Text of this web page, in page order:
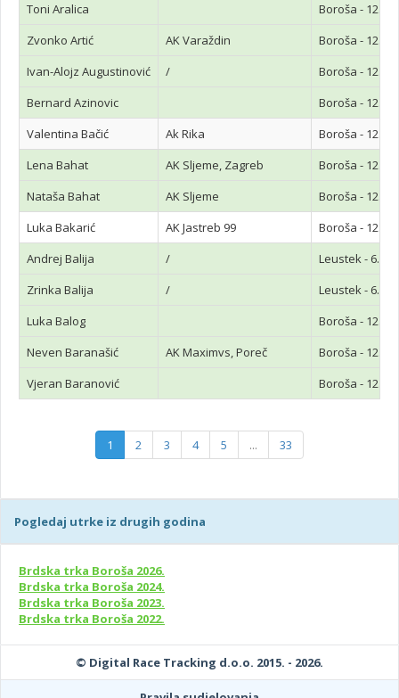
Toni Aralica
Boroša -
Zvonko Artić
AK Varaždin
Boroša -
Ivan-Alojz Augustinović
/
Boroša -
Bernard Azinovic
Boroša -
Valentina Bačić
Ak Rika
Boroša -
Lena Bahat
AK Sljeme, Zagreb
Boroša -
Nataša Bahat
AK Sljeme
Boroša -
Luka Bakarić
AK Jastreb 99
Boroša -
Andrej Balija
/
Leustek -
Zrinka Balija
/
Leustek -
Luka Balog
Boroša -
Neven Baranašić
AK Maximvs, Poreč
Boroša -
Vjeran Baranović
Boroša -
1 2 3 4 5 ... 33
Pogledaj utrke iz drugih godina
Brdska trka Boroša 2026.
Brdska trka Boroša 2024.
Brdska trka Boroša 2023.
Brdska trka Boroša 2022.
© Digital Race Tracking d.o.o. 2015. - 2026.